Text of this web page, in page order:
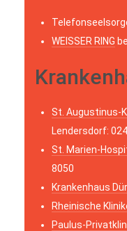
WEISSER RING
St. Augustinus-
Lendersdorf:
St. Marien-
8050
Krankenhaus
Rheinische
Paulus-